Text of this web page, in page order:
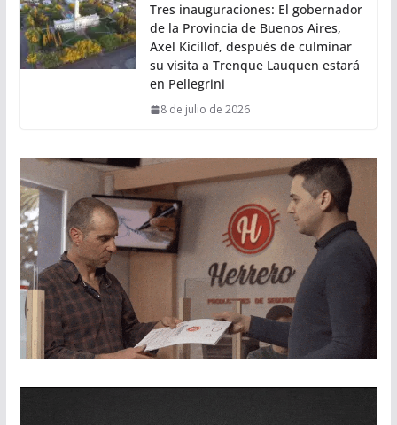
Tres inauguraciones: El gobernador
de la Provincia de Buenos Aires,
Axel Kicillof, después de culminar
su visita a Trenque Lauquen estará
en Pellegrini
8 de julio de 2026